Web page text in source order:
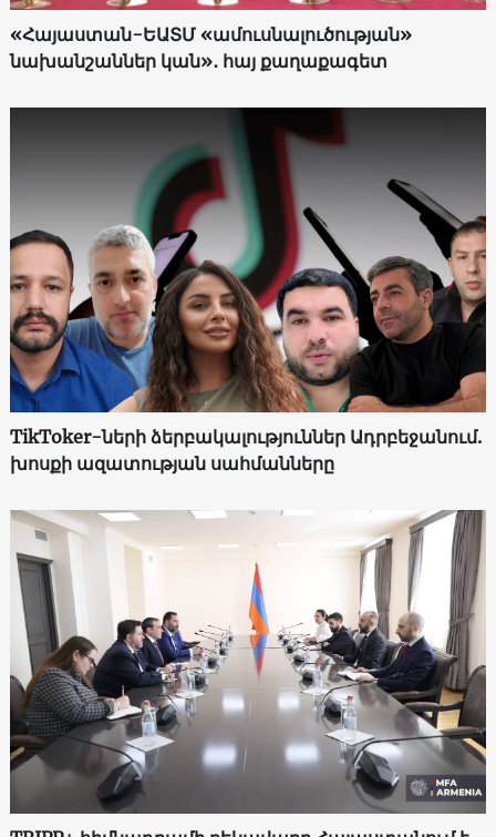
«Հայաստան-ԵԱՏՄ «ամուսնալուծության»
նախանշաններ կան»․ հայ քաղաքագետ
TikToker-ների ձերբակալություններ Ադրբեջանում.
խոսքի ազատության սահմանները